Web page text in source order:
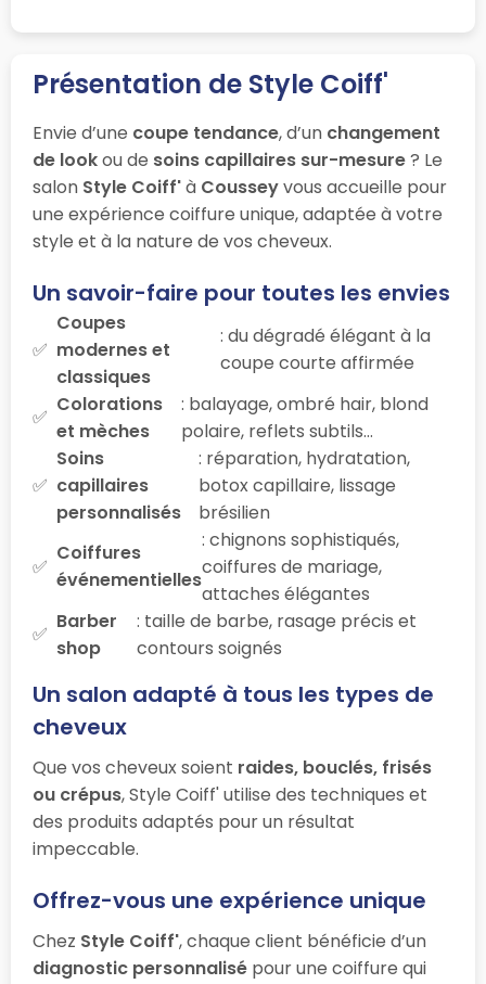
Présentation de Style Coiff'
Envie d’une coupe tendance, d’un changement
de lookou de soins capillaires sur-mesure? Le
salon Style Coiff'à Cousseyvous accueille pour
une expérience coiffure unique, adaptée à votre
style et à la nature de vos cheveux.
Un savoir-faire pour toutes les envies
Coupes
modernes et
classiques
: du dégradé élégant à la
coupe courte affirmée
Colorations
et mèches
: balayage, ombré hair, blond
polaire, reflets subtils…
Soins
capillaires
personnalisés
: réparation, hydratation,
botox capillaire, lissage
brésilien
Coiffures
événementielles
: chignons sophistiqués,
coiffures de mariage,
attaches élégantes
Barber
shop
: taille de barbe, rasage précis et
contours soignés
Un salon adapté à tous les types de
cheveux
Que vos cheveux soient raides, bouclés, frisés
ou crépus, Style Coiff' utilise des techniques et
des produits adaptés pour un résultat
impeccable.
Offrez-vous une expérience unique
Chez Style Coiff', chaque client bénéficie d’un
diagnostic personnalisé pour une coiffure qui